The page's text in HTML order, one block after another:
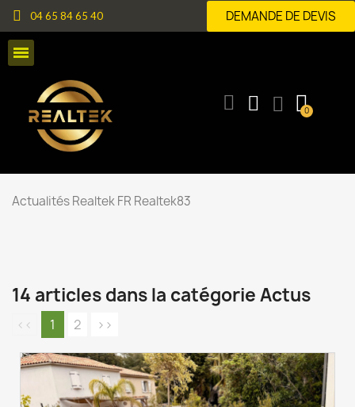
04 65 84 65 40 DEMANDE DE DEVIS
Actualités Realtek FR Realtek83
14 articles dans la catégorie Actus
<< 1 2 >>